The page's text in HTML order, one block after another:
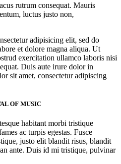
rutrum consequat. Mauris
luctus justo non,
adipisicing elit, sed do
et dolore magna aliqua. Ut
exercitation ullamco laboris nisi
Duis aute irure dolor in
sit amet, consectetur adipiscing
OF MUSIC
habitant morbi tristique
ac turpis egestas. Fusce
justo elit blandit risus, blandit
ante. Duis id mi tristique, pulvinar